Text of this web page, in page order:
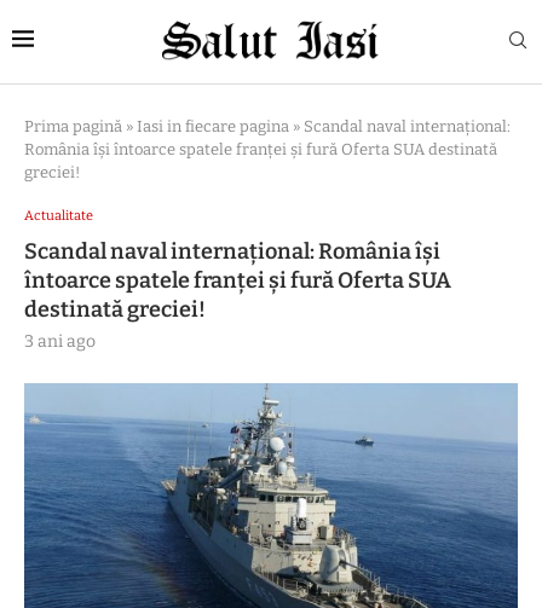
Prima pagină » Iasi in fiecare pagina » Scandal naval internațional:
România își întoarce spatele franței și fură Oferta SUA destinată
greciei!
Actualitate
Scandal naval internațional: România își
întoarce spatele franței și fură Oferta SUA
destinată greciei!
3 ani ago